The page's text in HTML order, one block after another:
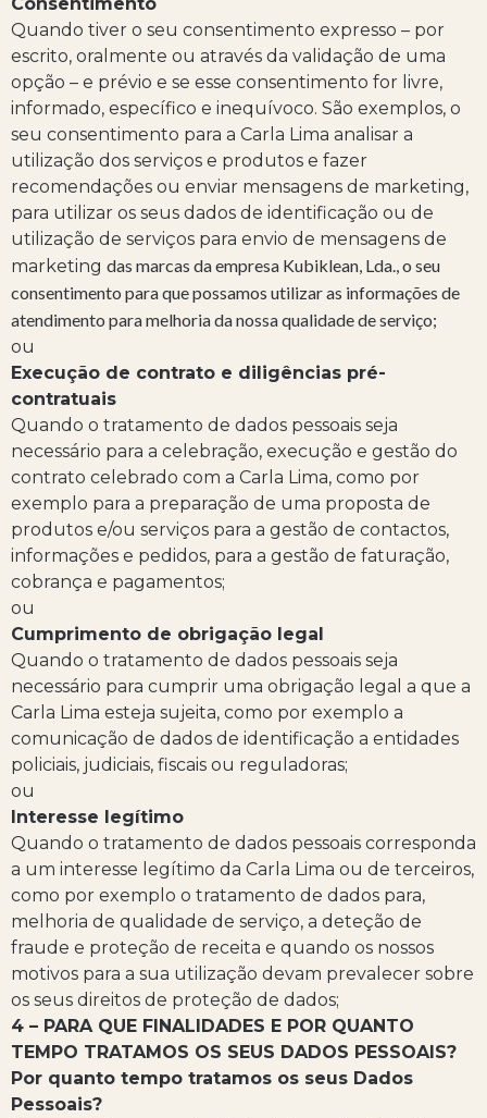
Quando tiver o seu consentimento expresso – por
escrito, oralmente ou através da validação de uma
opção – e prévio e se esse consentimento for livre,
informado, específico e inequívoco. São exemplos, o
seu consentimento para a Carla Lima analisar a
utilização dos serviços e produtos e fazer
recomendações ou enviar mensagens de marketing,
para utilizar os seus dados de identificação ou de
utilização de serviços para envio de mensagens de
marketing das marcas da empresa Kubiklean, Lda., o seu
consentimento para que possamos utilizar as informações de
atendimento para melhoria da nossa qualidade de serviço;
ou
Execução de contrato e diligências pré-
contratuais
Quando o tratamento de dados pessoais seja
necessário para a celebração, execução e gestão do
contrato celebrado com a Carla Lima, como por
exemplo para a preparação de uma proposta de
produtos e/ou serviços para a gestão de contactos,
informações e pedidos, para a gestão de faturação,
cobrança e pagamentos;
ou
Cumprimento de obrigação legal
Quando o tratamento de dados pessoais seja
necessário para cumprir uma obrigação legal a que a
Carla Lima esteja sujeita, como por exemplo a
comunicação de dados de identificação a entidades
policiais, judiciais, fiscais ou reguladoras;
ou
Interesse legítimo
Quando o tratamento de dados pessoais corresponda
a um interesse legítimo da Carla Lima ou de terceiros,
como por exemplo o tratamento de dados para,
melhoria de qualidade de serviço, a deteção de
fraude e proteção de receita e quando os nossos
motivos para a sua utilização devam prevalecer sobre
os seus direitos de proteção de dados;
4 – PARA QUE FINALIDADES E POR QUANTO
TEMPO TRATAMOS OS SEUS DADOS PESSOAIS?
Por quanto tempo tratamos os seus Dados
Pessoais?